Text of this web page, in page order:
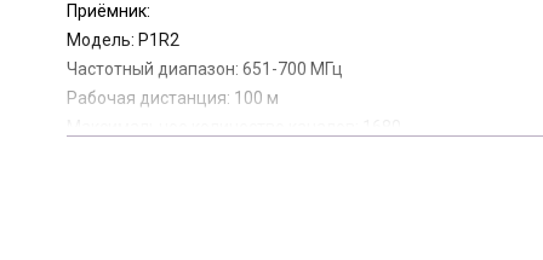
Приёмник:
Модель: P1R2
Частотный диапазон: 651-700 МГц
Рабочая дистанция: 100 м